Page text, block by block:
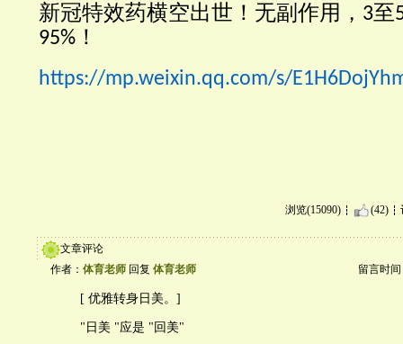
新冠特效药横空出世！无副作用， 3至
95% ！
https://mp.weixin.qq.com/s/
浏览(15090) (42)
文章评论
作者： 体育老师 回复 体育老师 留言时间
[ 优雅转身日美。]
"日美 "应是 "回美"